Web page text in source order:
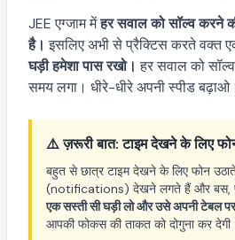
JEE एग्जाम मेंहर सवाल को सॉल्व करने
है। इसलिए अभी से प्रैक्टिस करते वक्त
घड़ी हमेशा पास रखो। हर सवाल को
समय लगा। धीरे-धीरे अपनी स्पीड बढ़ाओ।
⚠️ ज़रूरी बात: टाइम देखने के लिए
बहुत से छात्र टाइम देखने के लिए फोन
(notifications) देखने लगते हैं और बस,
एक सस्ती सी घड़ी लो और उसे अपनी टेबल
आपकी फोकस की ताकत को दोगुना कर